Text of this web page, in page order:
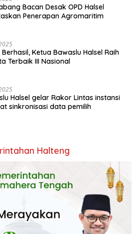
Bacan Desak OPD Halsel
Penerapan Agromaritim
Berhasil, Ketua Bawaslu Halsel Raih
Terbaik III Nasional
Halsel gelar Rakor Lintas instansi
sinkronisasi data pemilih
Halteng